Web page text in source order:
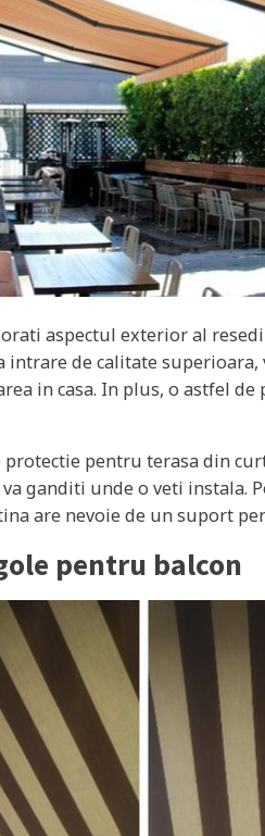
aspectul exterior al
intrare de calitate
in casa. In plus, o astfel de
pentru terasa din
va ganditi unde o veti instala.
are nevoie de un suport
pentru balcon